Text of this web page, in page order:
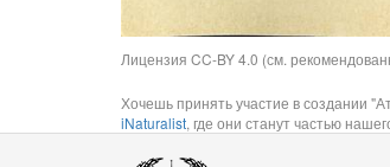
Лицензия CC-BY 4.0 (см.
Хочешь принять участие в создании
iNaturalist, где они станут частью